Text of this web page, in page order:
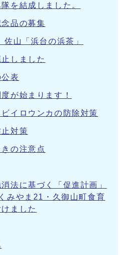
を結成しました。
品の募集
山「浜台の浜茶」
しました
表
が始まります！
イロウンカの防除対策
対策
の注意点
法に基づく「促進計画」
みやま21・久御山町食育
ました